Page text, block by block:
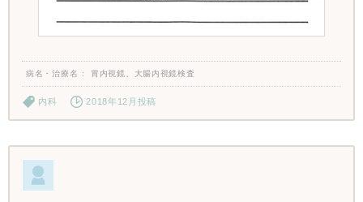
病名・治療名 胃内視鏡、大腸内視鏡検査
内科 2018年12月投稿